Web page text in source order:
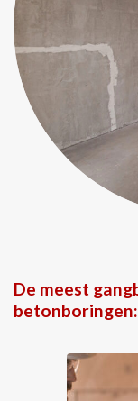
De meest
betonboringen: